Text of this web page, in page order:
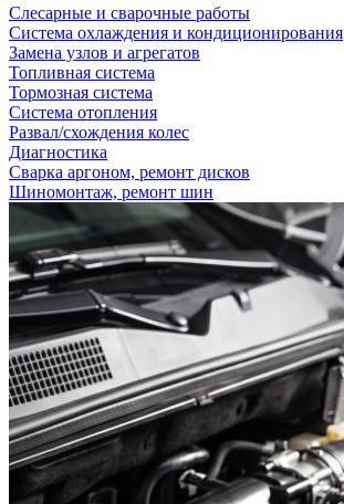
Слесарные и сварочные работы
Система охлаждения и кондиционирования
Замена узлов и агрегатов
Топливная система
Тормозная система
Система отопления
Развал/схождения колес
Диагностика
Сварка аргоном, ремонт дисков
Шиномонтаж, ремонт шин